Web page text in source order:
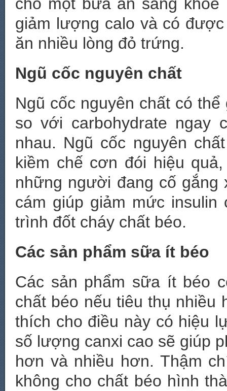
giảm lượng calo và có
ăn nhiều lòng đỏ trứng.
Ngũ cốc nguyên chất
Ngũ cốc nguyên chất có
so với carbohydrate ngay
nhau. Ngũ cốc nguyên
kiềm chế cơn đói hiệu
những người đang cố gắng
cám giúp giảm mức
trình đốt cháy chất béo.
Các sản phẩm sữa ít béo
Các sản phẩm sữa ít béo
chất béo nếu tiêu thụ nhiều
thích cho điều này có hiệu
số lượng canxi cao sẽ giúp
hơn và nhiều hơn. Thậm
không cho chất béo hình